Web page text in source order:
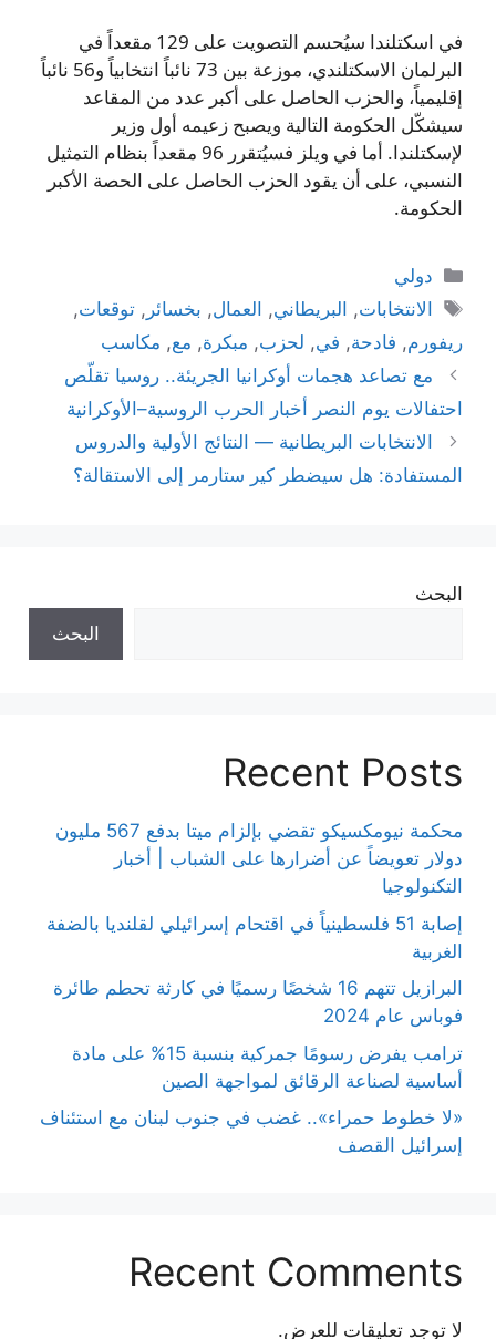
في اسكتلندا سيُحسم التصويت على 129 مقعداً في
البرلمان الاسكتلندي، موزعة بين 73 نائباً انتخابياً و56 نائباً
إقليمياً، والحزب الحاصل على أكبر عدد من المقاعد
سيشكّل الحكومة التالية ويصبح زعيمه أول وزير
لإسكتلندا. أما في ويلز فسيُتقرر 96 مقعداً بنظام التمثيل
النسبي، على أن يقود الحزب الحاصل على الحصة الأكبر
الحكومة.
التصنيفات
دولي
الوسوم
الانتخابات, البريطاني, العمال, بخسائر ,توقعات,
ريفورم, فادحة, في, لحزب, مبكرة, مع, مكاسب
مع تصاعد هجمات أوكرانيا الجريئة.. روسيا تقلّص
احتفالات يوم النصر أخبار الحرب الروسية–الأوكرانية
الانتخابات البريطانية — النتائج الأولية والدروس
المستفادة: هل سيضطر كير ستارمر إلى الاستقالة؟
البحث
البحث
Recent Posts
محكمة نيومكسيكو تقضي بإلزام ميتا بدفع 567 مليون
دولار تعويضاً عن أضرارها على الشباب | أخبار
التكنولوجيا
إصابة 51 فلسطينياً في اقتحام إسرائيلي لقلنديا بالضفة
الغربية
البرازيل تتهم 16 شخصًا رسميًا في كارثة تحطم طائرة
فوباس عام 2024
ترامب يفرض رسومًا جمركية بنسبة 15% على مادة
أساسية لصناعة الرقائق لمواجهة الصين
«لا خطوط حمراء».. غضب في جنوب لبنان مع استئناف
إسرائيل القصف
Recent Comments
لا توجد تعليقات للعرض.